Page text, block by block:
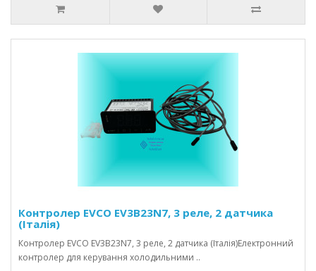
Контролер EVCO EV3B23N7, 3 реле, 2 датчика
(Італія)
Контролер EVCO EV3B23N7, 3 реле, 2 датчика (Італія)Електронний
контролер для керування холодильними ..